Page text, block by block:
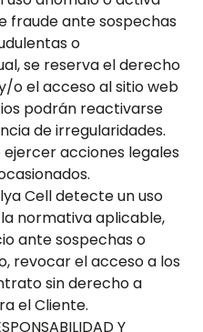
fraude ante sospechas
o
se reserva el derecho
o el acceso al sitio web
podrán reactivarse
de irregularidades.
ejercer acciones legales
Celldetecte un uso
normativa aplicable,
ante sospechas o
revocar el acceso a los
sin derecho a
el Cliente.
Y